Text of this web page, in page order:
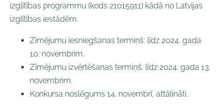
izglītības programmu (kods 21015911) kādā no Latvijas
izglītības iestādēm.
Zīmējumu iesniegšanas termiņš: līdz 2024. gada
10. novembrim.
Zīmējumu izvērtēšanas termiņš: līdz 2024. gada 13.
novembrim.
Konkursa noslēgums 14. novembrī, attālināti.